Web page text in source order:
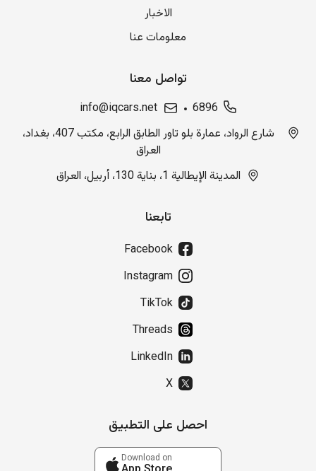
الاخبار
معلومات عنا
تواصل معنا
6896
info@iqcars.net
شارع الرواد، عمارة بلو تاور الطابق الرابع، مكتب 407، بغداد،
العراق
المدينة الإيطالية 1، بناية 130، أربيل، العراق
تابعنا
Facebook
Instagram
TikTok
Threads
LinkedIn
X
احصل على التطبيق
Download on